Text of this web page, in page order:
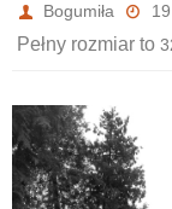
Bogumiła
Pełny rozmiar to